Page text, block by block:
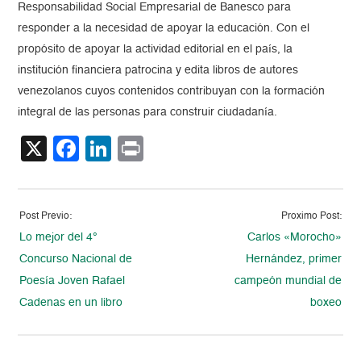
Responsabilidad Social Empresarial de Banesco para
responder a la necesidad de apoyar la educación. Con el
propósito de apoyar la actividad editorial en el país, la
institución financiera patrocina y edita libros de autores
venezolanos cuyos contenidos contribuyan con la formación
integral de las personas para construir ciudadanía.
X Facebook
LinkedIn
Post Previo:
Lo mejor del 4°
Concurso Nacional de
Poesía Joven Rafael
Cadenas en un libro
Proximo Post:
Carlos «Morocho»
Hernández, primer
campeón mundial de
boxeo